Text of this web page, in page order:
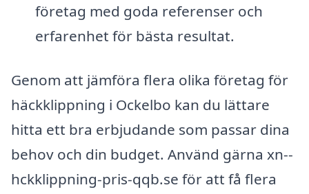
företag med goda referenser och
erfarenhet för bästa resultat.
Genom att jämföra flera olika företag för
häckklippning i Ockelbo kan du lättare
hitta ett bra erbjudande som passar dina
behov och din budget. Använd gärna xn--
hckklippning-pris-qqb.se för att få flera